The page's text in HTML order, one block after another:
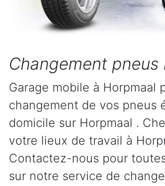
Changement pneus
Garage mobile à Horpmaal
changement de vos pneus
domicile sur Horpmaal .
votre lieux de travail à
Contactez-nous pour
sur notre service de